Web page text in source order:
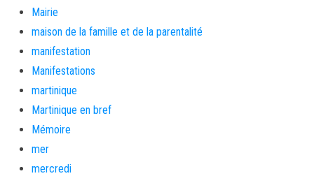
Mairie
maison de la famille et de la parentalité
manifestation
Manifestations
martinique
Martinique en bref
Mémoire
mer
mercredi